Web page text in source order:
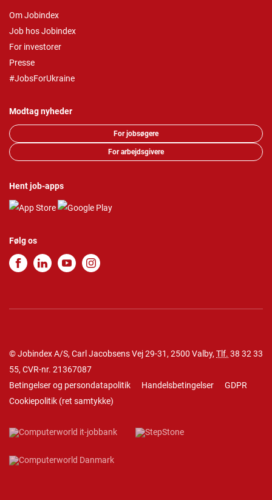
Om Jobindex
Job hos Jobindex
For investorer
Presse
#JobsForUkraine
Modtag nyheder
For jobsøgere
For arbejdsgivere
Hent job-apps
Følg os
© Jobindex A/S, Carl Jacobsens Vej 29-31, 2500 Valby, Tlf. 38 32 33
55, CVR-nr. 21367087
Betingelser og persondatapolitik
Handelsbetingelser
GDPR
Cookiepolitik (ret samtykke)